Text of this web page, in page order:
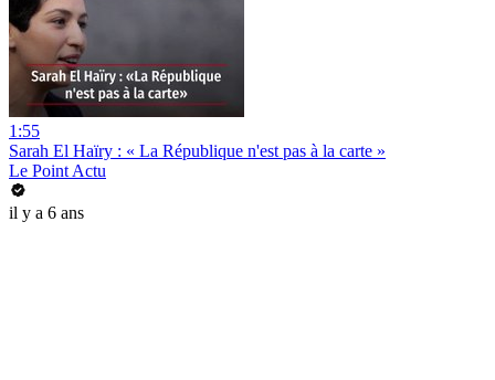
1:55
Sarah El Haïry : « La République n'est pas à la carte »
Le Point Actu
il y a 6 ans